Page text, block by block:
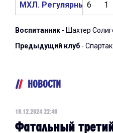
6 1
МХЛ. Регулярный
Воспитанник - Шахтер
Предыдущий клуб - Спартак
НОВОСТИ
18.12.2024 22:40
Фатальный